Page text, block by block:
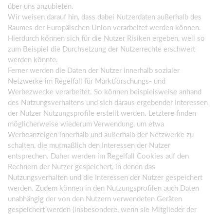
über uns anzubieten.
Wir weisen darauf hin, dass dabei Nutzerdaten außerhalb des
Raumes der Europäischen Union verarbeitet werden können.
Hierdurch können sich für die Nutzer Risiken ergeben, weil so
zum Beispiel die Durchsetzung der Nutzerrechte erschwert
werden könnte.
Ferner werden die Daten der Nutzer innerhalb sozialer
Netzwerke im Regelfall für Marktforschungs- und
Werbezwecke verarbeitet. So können beispielsweise anhand
des Nutzungsverhaltens und sich daraus ergebender Interessen
der Nutzer Nutzungsprofile erstellt werden. Letztere finden
möglicherweise wiederum Verwendung, um etwa
Werbeanzeigen innerhalb und außerhalb der Netzwerke zu
schalten, die mutmaßlich den Interessen der Nutzer
entsprechen. Daher werden im Regelfall Cookies auf den
Rechnern der Nutzer gespeichert, in denen das
Nutzungsverhalten und die Interessen der Nutzer gespeichert
werden. Zudem können in den Nutzungsprofilen auch Daten
unabhängig der von den Nutzern verwendeten Geräten
gespeichert werden (insbesondere, wenn sie Mitglieder der